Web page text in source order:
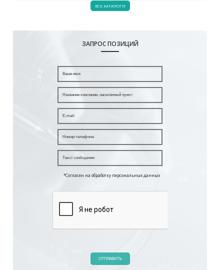
ВСЕ КАТАЛОГИ
ЗАПРОС ПОЗИЦИЙ
*Согласен на обработку персональных данных
ОТПРАВИТЬ